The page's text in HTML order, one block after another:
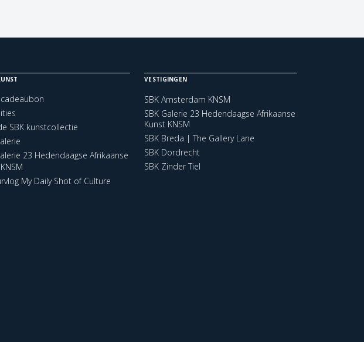
SBK kunstcollectie
23 Hedendaagse Afrikaanse
My Daily Shot of Culture
VESTIGINGEN
SBK Amsterdam KNSM
SBK Galerie 23 Hedendaagse Afrikaanse
Kunst KNSM
SBK Breda | The Gallery Lane
SBK Dordrecht
SBK Zinder Tiel